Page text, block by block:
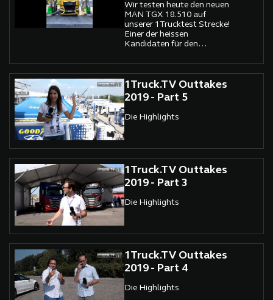
Wir testen heute den neuen
MAN TGX 18.510 auf
unserer 1Trucktest Strecke!
Einer der heissen
Kandidaten für den
Year 2020!
1Truck.TV Outtakes
2019 - Part 5
Die Highlights
1Truck.TV Outtakes
2019 - Part 3
Die Highlights
1Truck.TV Outtakes
2019 - Part 4
Die Highlights